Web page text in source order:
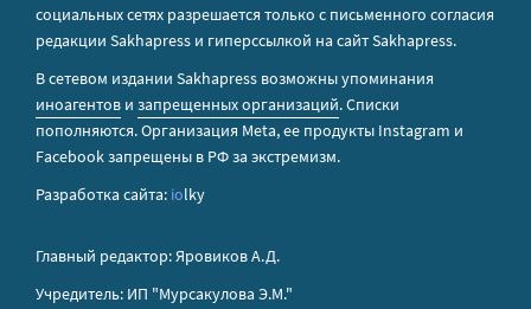
социальных сетях разрешается только с письменного согласия
редакции Sakhapress и гиперссылкой на сайт Sakhapress.
В сетевом издании Sakhapress возможны упоминания
иноагентов и запрещенных организаций. Списки
пополняются. Организация Metа, ее продукты Instagram и
Facebook запрещены в РФ за экстремизм.
Разработка сайта: iolky
Главный редактор: Яровиков А.Д.
Учредитель: ИП "Мурсакулова Э.М."